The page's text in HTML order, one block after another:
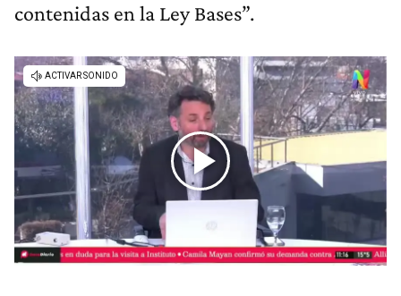
contenidas en la Ley Bases”.